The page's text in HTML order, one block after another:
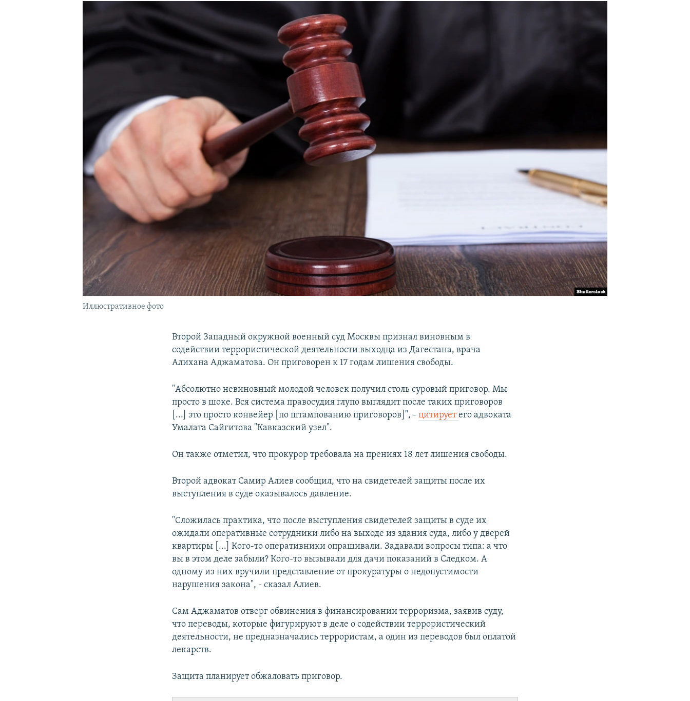
Иллюстративное фото
Второй Западный окружной военный суд Москвы признал виновным в
содействии террористической деятельности выходца из Дагестана, врача
Алихана Аджаматова. Он приговорен к 17 годам лишения свободы.
"Абсолютно невиновный молодой человек получил столь суровый приговор. Мы
просто в шоке. Вся система правосудия глупо выглядит после таких приговоров
[...] это просто конвейер [по штампованию приговоров]", -цитируетего адвоката
Умалата Сайгитова "Кавказский узел".
Он также отметил, что прокурор требовала на прениях 18 лет лишения свободы.
Второй адвокат Самир Алиев сообщил, что на свидетелей защиты после их
выступления в суде оказывалось давление.
"Сложилась практика, что после выступления свидетелей защиты в суде их
ожидали оперативные сотрудники либо на выходе из здания суда, либо у дверей
квартиры [...] Кого-то оперативники опрашивали. Задавали вопросы типа: а что
вы в этом деле забыли? Кого-то вызывали для дачи показаний в Следком. А
одному из них вручили представление от прокуратуры о недопустимости
нарушения закона", - сказал Алиев.
Сам Аджаматов отверг обвинения в финансировании терроризма, заявив суду,
что переводы, которые фигурируют в деле о содействии террористический
деятельности, не предназначались террористам, а один из переводов был оплатой
лекарств.
Защита планирует обжаловать приговор.